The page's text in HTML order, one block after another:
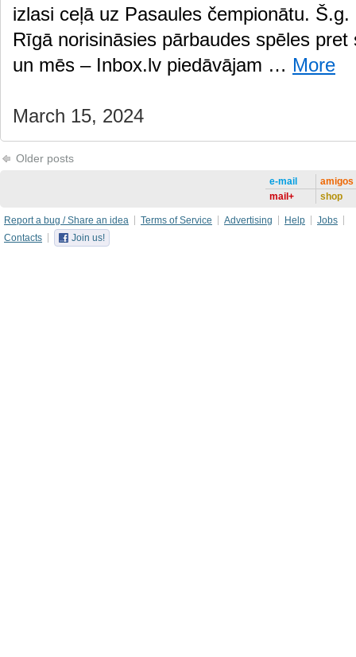
izlasi ceļā uz Pasaules čempionātu.
Rīgā norisināsies pārbaudes spēles
un mēs – Inbox.lv piedāvājam … More
March 15, 2024
Older posts
e-mail
mail+
amigos
shop
Report a bug / Share an idea Terms of Service Advertising Help
Jobs
Contacts
Join us!